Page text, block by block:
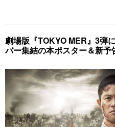
劇場版『TOKYO MER』3
バー集結の本ポスター＆新予